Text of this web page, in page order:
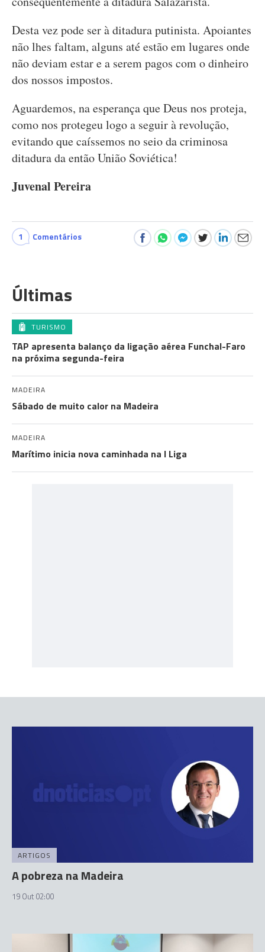
Desta vez pode ser à ditadura putinista. Apoiantes
não lhes faltam, alguns até estão em lugares onde
não deviam estar e a serem pagos com o dinheiro
dos nossos impostos.
Aguardemos, na esperança que Deus nos proteja,
como nos protegeu logo a seguir à revolução,
evitando que caíssemos no seio da criminosa
ditadura da então União Soviética!
Juvenal Pereira
1 Comentários
Últimas
TURISMO
TAP apresenta balanço da ligação aérea Funchal-Faro
na próxima segunda-feira
MADEIRA
Sábado de muito calor na Madeira
MADEIRA
Marítimo inicia nova caminhada na I Liga
ARTIGOS
A pobreza na Madeira
19 Out 02:00